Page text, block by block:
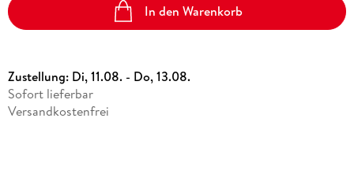
In den Warenkorb
Zustellung: Di, 11.08. - Do, 13.08.
Sofort lieferbar
Versandkostenfrei